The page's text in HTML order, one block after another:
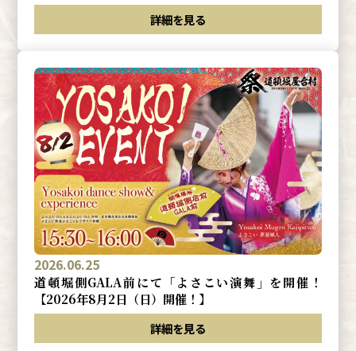
詳細を見る
2026.06.25
道頓堀側GALA前にて「よさこい演舞」を開催！
【2026年8月2日（日）開催！】
詳細を見る